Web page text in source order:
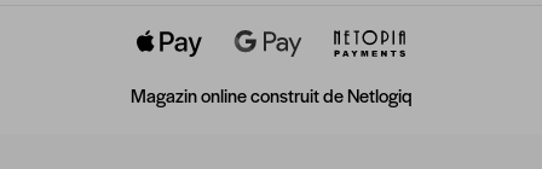
Magazin online construit deNetlogiq